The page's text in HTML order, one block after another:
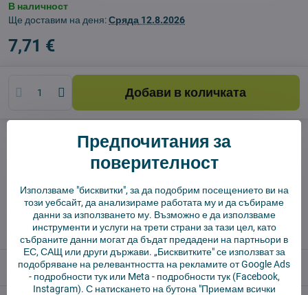
В наличност
Ще доставим на деня:Сряда 12.8.2026
7,71 €
Добави в количката
Доставки
Vysajto.sk
✅ Готов за изпращане веднага
✅ БЕЗПЛАТНА доставка над 55 EUR.
✅ 14 дни политика за връщане
Описание
Предпочитания за
поверителност
Използваме "бисквитки", за да подобрим посещението ви на
този уебсайт, да анализираме работата му и да събираме
данни за използването му. Възможно е да използваме
инструменти и услуги на трети страни за тази цел, като
събраните данни могат да бъдат предадени на партньори в
ЕС, САЩ или други държави. „Бисквитките" се използват за
подобряване на релевантността на рекламите от Google Ads
- подробности тукили Meta - подробности тук(Facebook,
Instagram). С натискането на бутона "Приемам всички